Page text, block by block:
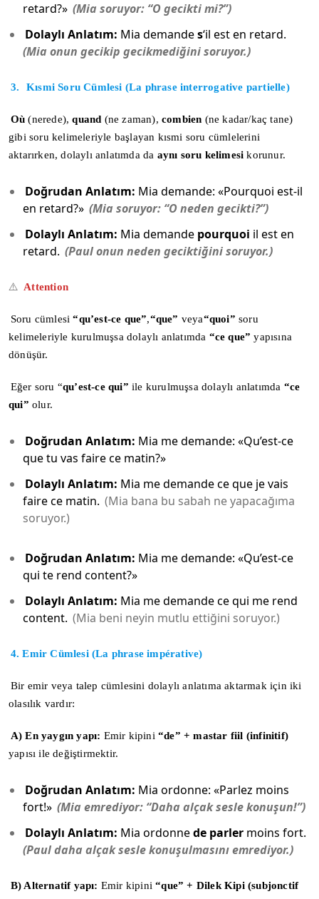
retard?» (Mia soruyor: “O gecikti mi?”)
Dolaylı Anlatım: Mia demandes‘il est en retard.
(Mia onun gecikip gecikmediğini soruyor.)
3. Kısmi Soru Cümlesi (La phrase interrogative partielle)
Où (nerede),quand (ne zaman),combien (ne kadar/kaç tane)
gibi soru kelimeleriyle başlayan kısmi soru cümlelerini
aktarırken, dolaylı anlatımda da aynı soru kelimesi korunur.
Doğrudan Anlatım: Mia demande: «Pourquoi est-il
en retard?» (Mia soruyor: “O neden gecikti?”)
Dolaylı Anlatım: Mia demande pourquoi il est en
retard. (Paul onun neden geciktiğini soruyor.)
⚠️ Attention
Soru cümlesi“qu’est-ce que”,“que” veya“quoi”soru
kelimeleriyle kurulmuşsa dolaylı anlatımda “ce que” yapısına
dönüşür.
Eğer soru “qu’est-ce qui” ile kurulmuşsa dolaylı anlatımda “ce
qui” olur.
Doğrudan Anlatım: Mia me demande: «Qu’est-ce
que tu vas faire ce matin?»
Dolaylı Anlatım: Mia me demande ce que je vais
faire ce matin. (Mia bana bu sabah ne yapacağıma
soruyor.)
Doğrudan Anlatım: Mia me demande: «Qu’est-ce
qui te rend content?»
Dolaylı Anlatım: Mia me demande ce qui me rend
content. (Mia beni neyin mutlu ettiğini soruyor.)
4. Emir Cümlesi (La phrase impérative)
Bir emir veya talep cümlesini dolaylı anlatıma aktarmak için iki
olasılık vardır:
A) En yaygın yapı: Emir kipini“de” + mastar fiil (infinitif)
yapısı ile değiştirmektir.
Doğrudan Anlatım: Mia ordonne: «Parlez moins
fort!» (Mia emrediyor: “Daha alçak sesle konuşun!”)
Dolaylı Anlatım: Mia ordonnede parler moins fort.
(Paul daha alçak sesle konuşulmasını emrediyor.)
B) Alternatif yapı: Emir kipini“que” + Dilek Kipi (subjonctif